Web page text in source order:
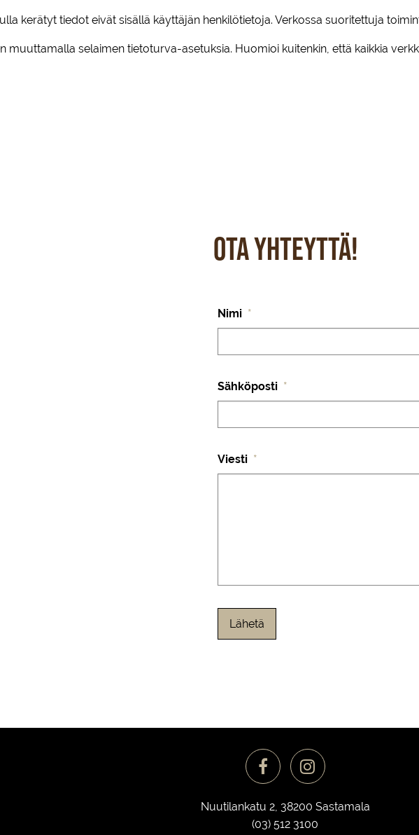
kerätyt tiedot eivät sisällä käyttäjän henkilötietoja. Verkossa suoritettuja
muuttamalla selaimen tietoturva-asetuksia. Huomioi kuitenkin, että kaikkia
Ota yhteyttä!
Nimi *
Sähköposti *
Viesti *
Nuutilankatu 2, 38200 Sastamala
(03) 512 3100